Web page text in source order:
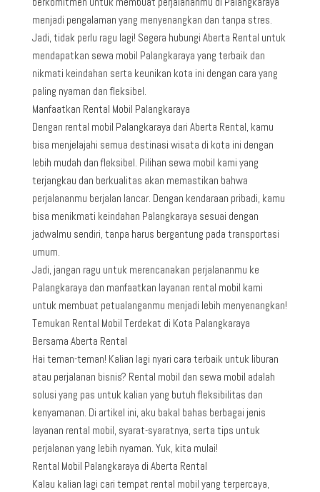
menjadi pengalaman yang menyenangkan dan tanpa stres.
Jadi, tidak perlu ragu lagi! Segera hubungi Aberta Rental untuk
mendapatkan sewa mobil Palangkaraya yang terbaik dan
nikmati keindahan serta keunikan kota ini dengan cara yang
paling nyaman dan fleksibel.
Manfaatkan Rental Mobil Palangkaraya
Dengan rental mobil Palangkaraya dari Aberta Rental, kamu
bisa menjelajahi semua destinasi wisata di kota ini dengan
lebih mudah dan fleksibel. Pilihan sewa mobil kami yang
terjangkau dan berkualitas akan memastikan bahwa
perjalananmu berjalan lancar. Dengan kendaraan pribadi, kamu
bisa menikmati keindahan Palangkaraya sesuai dengan
jadwalmu sendiri, tanpa harus bergantung pada transportasi
umum.
Jadi, jangan ragu untuk merencanakan perjalananmu ke
Palangkaraya dan manfaatkan layanan rental mobil kami
untuk membuat petualanganmu menjadi lebih menyenangkan!
Temukan Rental Mobil Terdekat di Kota Palangkaraya
Bersama Aberta Rental
Hai teman-teman! Kalian lagi nyari cara terbaik untuk liburan
atau perjalanan bisnis? Rental mobil dan sewa mobil adalah
solusi yang pas untuk kalian yang butuh fleksibilitas dan
kenyamanan. Di artikel ini, aku bakal bahas berbagai jenis
layanan rental mobil, syarat-syaratnya, serta tips untuk
perjalanan yang lebih nyaman. Yuk, kita mulai!
Rental Mobil Palangkaraya di Aberta Rental
Kalau kalian lagi cari tempat rental mobil yang terpercaya,